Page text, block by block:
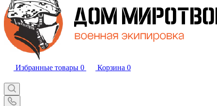
Избранные товары 0 Корзина 0